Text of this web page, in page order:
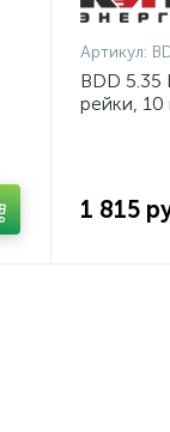
Артикул:
BDD 5.35
рейки, 10
1 815